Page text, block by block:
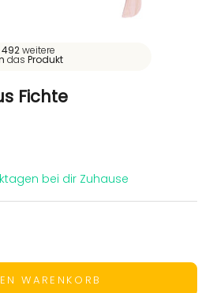
492weitere
das Produkt
Fichte
bei dir Zuhause
WARENKORB